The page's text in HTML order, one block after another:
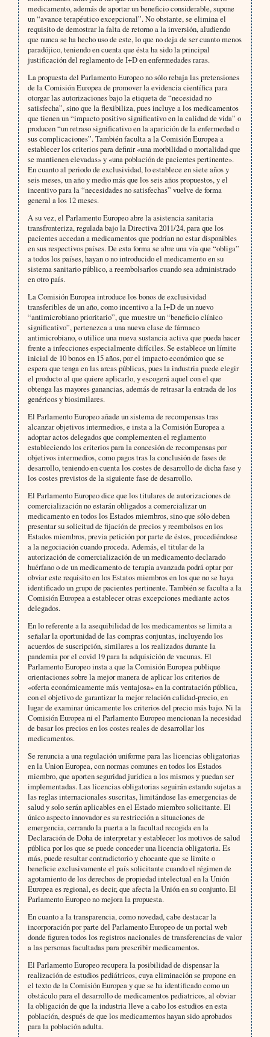
medicamento, además de aportar un beneficio considerable, supone
un “avance terapéutico excepcional”. No obstante, se elimina el
requisito de demostrar la falta de retorno a la inversión, aludiendo
que nunca se ha hecho uso de este, lo que no deja de ser cuanto menos
paradójico, teniendo en cuenta que ésta ha sido la principal
justificación del reglamento de I+D en enfermedades raras.
La propuesta del Parlamento Europeo no sólo rebaja las pretensiones
de la Comisión Europea de promover la evidencia científica para
otorgar las autorizaciones bajo la etiqueta de “necesidad no
satisfecha”, sino que la flexibiliza, pues incluye a los medicamentos
que tienen un “impacto positivo significativo en la calidad de vida” o
producen “un retraso significativo en la aparición de la enfermedad o
sus complicaciones”. También faculta a la Comisión Europea a
establecer los criterios para definir «una morbilidad o mortalidad que
se mantienen elevadas» y «una población de pacientes pertinente».
En cuanto al periodo de exclusividad, lo establece en siete años y
seis meses, un año y medio más que los seis años propuestos, y el
incentivo para la “necesidades no satisfechas” vuelve de forma
general a los 12 meses.
A su vez, el Parlamento Europeo abre la asistencia sanitaria
transfronteriza, regulada bajo la Directiva 2011/24, para que los
pacientes accedan a medicamentos que podrían no estar disponibles
en sus respectivos países. De esta forma se abre una vía que “obliga”
a todos los países, hayan o no introducido el medicamento en su
sistema sanitario público, a reembolsarlos cuando sea administrado
en otro país.
La Comisión Europea introduce los bonos de exclusividad
transferibles de un año, como incentivo a la I+D de un nuevo
“antimicrobiano prioritario”, que muestre un “beneficio clínico
significativo”, pertenezca a una nueva clase de fármaco
antimicrobiano, o utilice una nueva sustancia activa que pueda hacer
frente a infecciones especialmente difíciles. Se establece un límite
inicial de 10 bonos en 15 años, por el impacto económico que se
espera que tenga en las arcas públicas, pues la industria puede elegir
el producto al que quiere aplicarlo, y escogerá aquel con el que
obtenga las mayores ganancias, además de retrasar la entrada de los
genéricos y biosimilares.
El Parlamento Europeo añade un sistema de recompensas tras
alcanzar objetivos intermedios, e insta a la Comisión Europea a
adoptar actos delegados que complementen el reglamento
estableciendo los criterios para la concesión de recompensas por
objetivos intermedios, como pagos tras la conclusión de fases de
desarrollo, teniendo en cuenta los costes de desarrollo de dicha fase y
los costes previstos de la siguiente fase de desarrollo.
El Parlamento Europeo dice que los titulares de autorizaciones de
comercialización no estarán obligados a comercializar un
medicamento en todos los Estados miembros, sino que sólo deben
presentar su solicitud de fijación de precios y reembolsos en los
Estados miembros, previa petición por parte de éstos, procediéndose
a la negociación cuando proceda. Además, el titular de la
autorización de comercialización de un medicamento declarado
huérfano o de un medicamento de terapia avanzada podrá optar por
obviar este requisito en los Estatos miembros en los que no se haya
identificado un grupo de pacientes pertinente. También se faculta a la
Comisión Europea a establecer otras excepciones mediante actos
delegados.
En lo referente a la asequibilidad de los medicamentos se limita a
señalar la oportunidad de las compras conjuntas, incluyendo los
acuerdos de suscripción, similares a los realizados durante la
pandemia por el covid 19 para la adquisición de vacunas. El
Parlamento Europeo insta a que la Comisión Europea publique
orientaciones sobre la mejor manera de aplicar los criterios de
«oferta económicamente más ventajosa» en la contratación pública,
con el objetivo de garantizar la mejor relación calidad-precio, en
lugar de examinar únicamente los criterios del precio más bajo. Ni la
Comisión Europea ni el Parlamento Europeo mencionan la necesidad
de basar los precios en los costes reales de desarrollar los
medicamentos.
Se renuncia a una regulación uniforme para las licencias obligatorias
en la Union Europea, con normas comunes en todos los Estados
miembro, que aporten seguridad jurídica a los mismos y puedan ser
implementadas. Las licencias obligatorias seguirán estando sujetas a
las reglas internacionales suscritas, limitándose las emergencias de
salud y solo serán aplicables en el Estado miembro solicitante. El
único aspecto innovador es su restricción a situaciones de
emergencia, cerrando la puerta a la facultad recogida en la
Declaración de Doha de interpretar y establecer los motivos de salud
pública por los que se puede conceder una licencia obligatoria. Es
más, puede resultar contradictorio y chocante que se limite o
beneficie exclusivamente el país solicitante cuando el régimen de
agotamiento de los derechos de propiedad intelectual en la Unión
Europea es regional, es decir, que afecta la Unión en su conjunto. El
Parlamento Europeo no mejora la propuesta.
En cuanto a la transparencia, como novedad, cabe destacar la
incorporación por parte del Parlamento Europeo de un portal web
donde figuren todos los registros nacionales de transferencias de valor
a las personas facultadas para prescribir medicamentos.
El Parlamento Europeo recupera la posibilidad de dispensar la
realización de estudios pediátricos, cuya eliminación se propone en
el texto de la Comisión Europea y que se ha identificado como un
obstáculo para el desarrollo de medicamentos pediatricos, al obviar
la obligación de que la industria lleve a cabo los estudios en esta
población, después de que los medicamentos hayan sido aprobados
para la población adulta.